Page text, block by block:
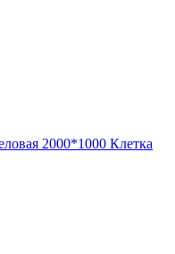
2000*1000 Клетка